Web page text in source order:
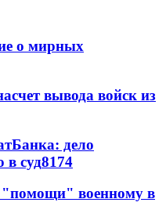
о мирных
вывода войск из
дело
в суд8174
военному в